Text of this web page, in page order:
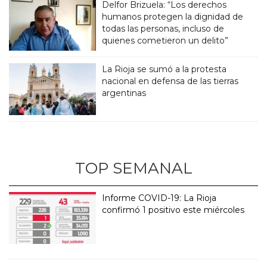
Delfor Brizuela: “Los derechos
humanos protegen la dignidad de
todas las personas, incluso de
quienes cometieron un delito”
La Rioja se sumó a la protesta
nacional en defensa de las tierras
argentinas
TOP SEMANAL
Informe COVID-19: La Rioja
confirmó 1 positivo este miércoles